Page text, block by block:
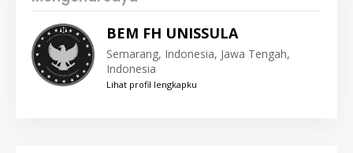
BEM FH UNISSULA
Semarang, Indonesia, Jawa Tengah,
Indonesia
Lihat profil lengkapku